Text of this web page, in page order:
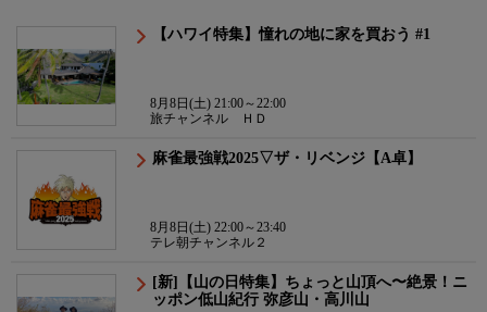
【ハワイ特集】憧れの地に家を買おう #1
8月8日(土) 21:00～22:00
旅チャンネル ＨＤ
麻雀最強戦2025▽ザ・リベンジ【A卓】
8月8日(土) 22:00～23:40
テレ朝チャンネル２
[新]【山の日特集】ちょっと山頂へ〜絶景！ニ
ッポン低山紀行 弥彦山・高川山